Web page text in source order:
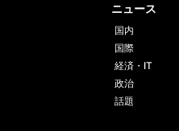
ニュース
国内
国際
経済・IT
政治
話題